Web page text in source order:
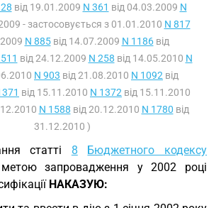
від 19.01.2009 N 361 від 04.03.2009 N
- застосовується з 01.01.2010 N 817
N 885від 14.07.2009 N 1186від
від 24.12.2009 N 258 від 14.05.2010 N
N 903 від 21.08.2010 N 1092 від
від 15.11.2010 N 1372 від 15.11.2010
N 1588 від 20.12.2010 N 1780 від
31.12.2010 )
статті 8
Бюджетного кодексу
запровадження у 2002 році
НАКАЗУЮ: